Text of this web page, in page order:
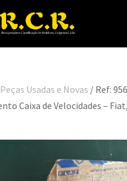
Peças Usadas e Novas / Ref:
Caixa de Velocidades –